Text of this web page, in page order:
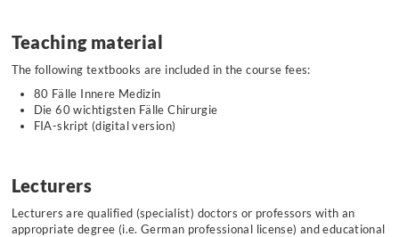
Teaching material
The following textbooks are included in the course fees:
80 Fälle Innere Medizin
Die 60 wichtigsten Fälle Chirurgie
FIA-skript (digital version)
Lecturers
Lecturers are qualified (specialist) doctors or professors with an
appropriate degree (i.e. German professional license) and educational